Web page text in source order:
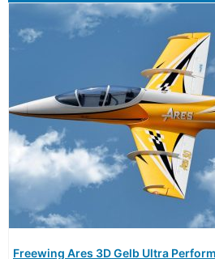
Freewing Ares 3D Gelb Ultra